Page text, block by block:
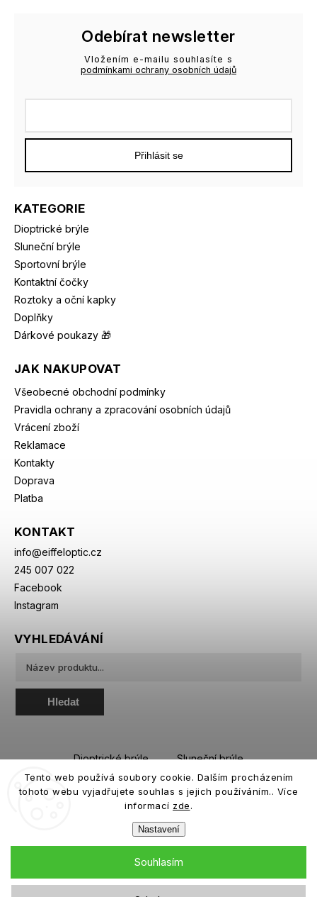
Tento web používá soubory cookie. Dalším procházením
tohoto webu vyjadřujete souhlas s jejich používáním.. Více
informací zde.
Nastavení
Souhlasím
KATEGORIE
Dioptrické brýle
Sluneční brýle
Sportovní brýle
Kontaktní čočky
Roztoky a oční kapky
Doplňky
Dárkové poukazy 🎁
JAK NAKUPOVAT
Všeobecné obchodní podmínky
Pravidla ochrany a zpracování osobních údajů
Vrácení zboží
Reklamace
Kontakty
Doprava
Platba
KONTAKT
info@eiffeloptic.cz
245 007 022
Facebook
Instagram
Odebírat newsletter
Vložením e-mailu souhlasíte s
podmínkami ochrany osobních údajů
Přihlásit se
VYHLEDÁVÁNÍ
Hledat
Dioptrické brýle
Sluneční brýle
Sportovní brýle
Kontaktní čočky
Roztoky a oční kapky
Copyright 2026eiffeloptic.cz. Všechna práva vyhrazena.